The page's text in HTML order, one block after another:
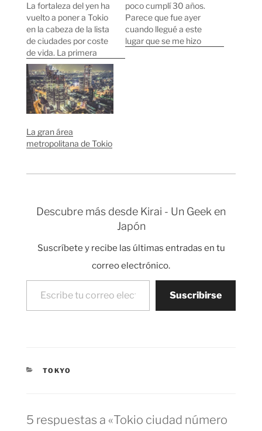
La fortaleza del yen ha
vuelto a poner a Tokio
en la cabeza de la lista
de ciudades por coste
de vida. La primera
ciudad Europea en el
ranking es Ginebra en
la quinta posición y la
primera
estadounidense es
decimotercera
posición. Para los que
poco cumplí 30 años.
Parece que fue ayer
cuando llegué a este
lugar que se me hizo
La gran área
metropolitana de Tokio
Descubre más desde Kirai - Un Geek en
Japón
Suscríbete y recibe las últimas entradas en tu
correo electrónico.
Escribe tu correo electrónico…
Suscribirse
CATEGORÍAS
TOKYO
5 respuestas a «Tokio ciudad número